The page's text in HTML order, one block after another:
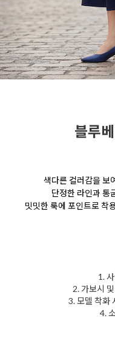
블루
색다른 컬러감을 보
단정한 라인과 통
밋밋한 룩에 포인트로 착
1.
2. 가보시
3. 모델 착화
4.